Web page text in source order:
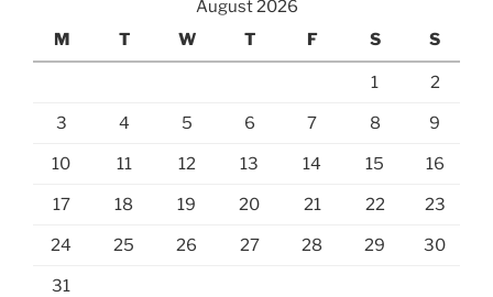
August 2026
M
T W T F S S
1 2
3 4 5 6 7 8 9
10 11 12 13 14 15 16
17 18 19 20 21 22 23
24 25 26 27 28 29 30
31